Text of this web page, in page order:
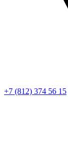
+7 (812) 374 56 15